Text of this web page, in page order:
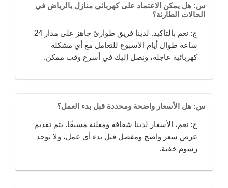
س: هل يمكن الاعتماد على كهربائي منازل بالرياض في
الحالات الطارئة؟
ج: نعم بالتأكيد. لدينا فريق طوارئ جاهز على مدار 24
ساعة طوال أيام الأسبوع للتعامل مع أي مشكلة
كهربائية عاجلة، ونصل إليك في أسرع وقت ممكن.
س: هل الأسعار واضحة ومحددة قبل بدء العمل؟
ج: نعم، الأسعار لدينا شفافة ومعلنة مسبقًا. يتم تقديم
عرض سعر واضح ومفصل قبل بدء أي عمل، ولا توجد
رسوم خفية.